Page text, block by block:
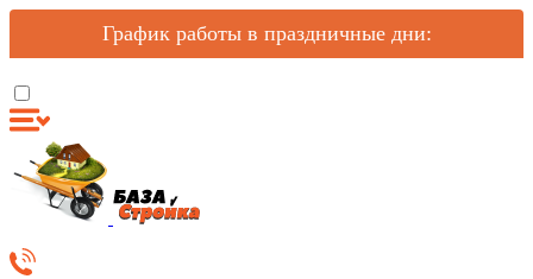
График работы в праздничные дни: